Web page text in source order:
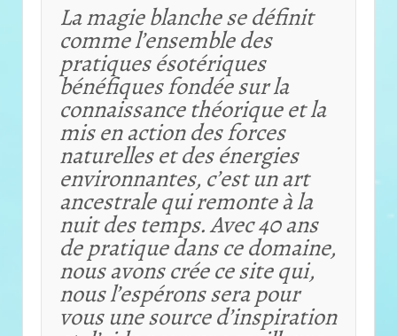
La magie blanche se définit
comme l’ensemble des
pratiques ésotériques
bénéfiques fondée sur la
connaissance théorique etla
mis en action des forces
naturelles et des énergies
environnantes, c’est un art
ancestrale qui remonte à la
nuit des temps. Avec 40 ans
de pratique dans ce domaine,
nous avons crée ce site qui,
nous l’espérons sera pour
vous une source d’inspiration